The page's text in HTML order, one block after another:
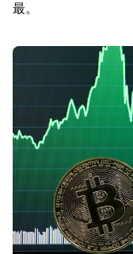
最。